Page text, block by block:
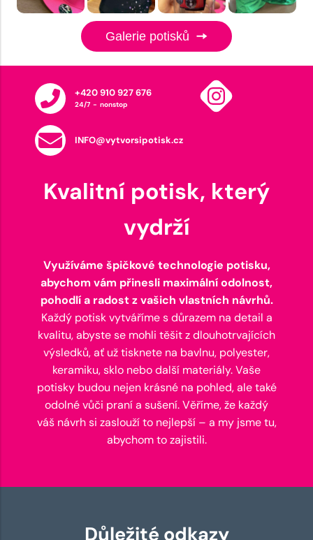
Galerie potisků
+420 910 927 676
24/7 - nonstop
INFO@vytvorsipotisk.cz
Kvalitní potisk, který
vydrží
Využíváme špičkové technologie potisku,
abychom vám přinesli maximální odolnost,
pohodlí a radost z vašich vlastních návrhů.
Každý potisk vytváříme s důrazem na detail a
kvalitu, abyste se mohli těšit z dlouhotrvajících
výsledků, ať už tisknete na bavlnu, polyester,
keramiku, sklo nebo další materiály. Vaše
potisky budou nejen krásné na pohled, ale také
odolné vůči praní a sušení. Věříme, že každý
váš návrh si zaslouží to nejlepší – a my jsme tu,
abychom to zajistili.
Důležité odkazy